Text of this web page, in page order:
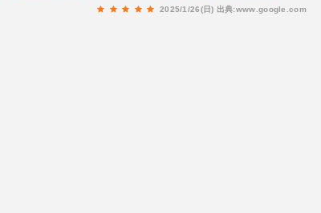
2025/1/26(日) 出典:www.google.com